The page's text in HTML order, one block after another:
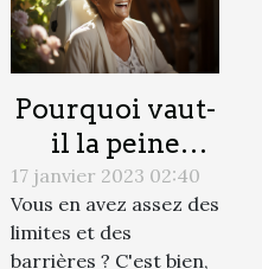
Pourquoi vaut-
il la peine
d'installer un
monte-escalier
?
17 janvier 2023 02:40
Vous en avez assez des
limites et des
barrières ? C'est bien,